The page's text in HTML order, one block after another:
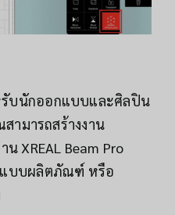
บนักออกแบบและศิลปิน
ามารถสร้างงาน
XREAL Beam Pro
แบบผลิตภัณฑ์ หรือ